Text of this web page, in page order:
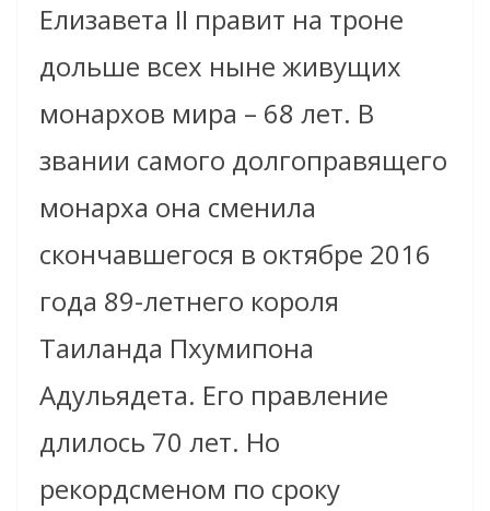
Елизавета II правит на троне
дольше всех ныне живущих
монархов мира – 68 лет. В
звании самого долгоправящего
монарха она сменила
скончавшегося в октябре 2016
года 89-летнего короля
Таиланда Пхумипона
Адульядета. Его правление
длилось 70 лет. Но
рекордсменом по сроку